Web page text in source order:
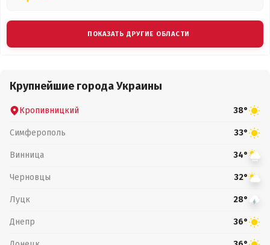
ПОКАЗАТЬ ДРУГИЕ ОБЛАСТИ
Крупнейшие города Украины
Кропивницкий 38°
Симферополь 33°
Винница 34°
Черновцы 32°
Луцк 28°
Днепр 36°